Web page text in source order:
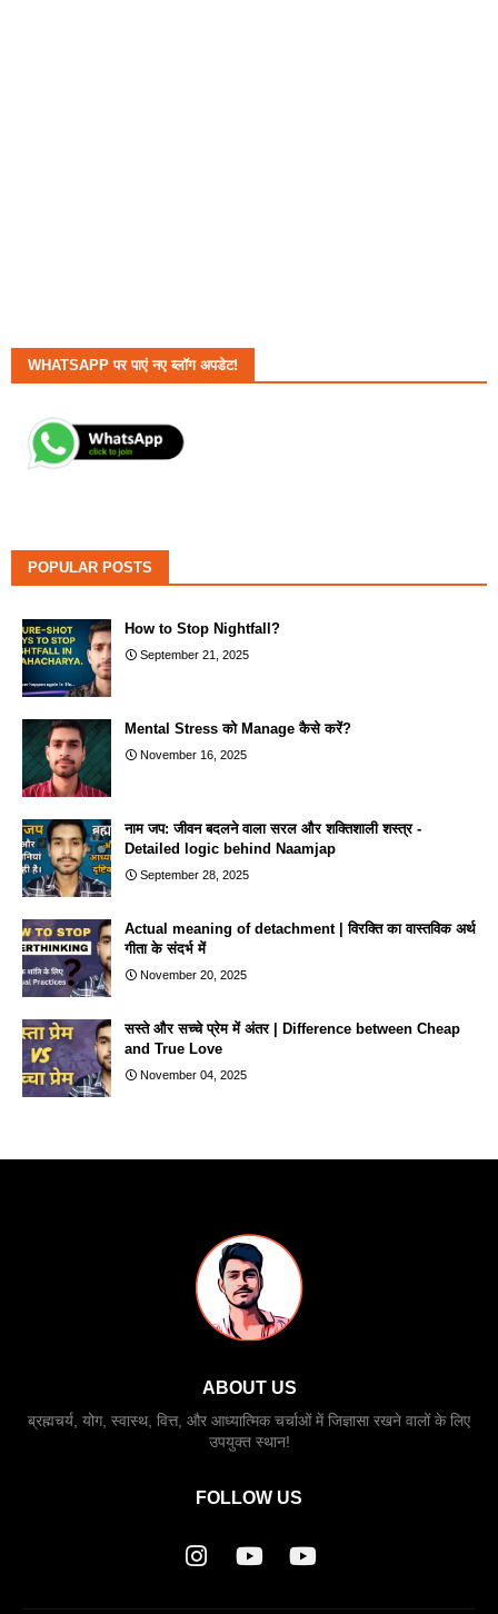
WHATSAPP पर पाएं नए ब्लॉग अपडेट!
POPULAR POSTS
How to Stop Nightfall?
September 21, 2025
Mental Stress को Manage कैसे करें?
November 16, 2025
नाम जप: जीवन बदलने वाला सरल और शक्तिशाली शस्त्र -
Detailed logic behind Naamjap
September 28, 2025
Actual meaning of detachment | विरक्ति का वास्तविक अर्थ
गीता के संदर्भ में
November 20, 2025
सस्ते और सच्चे प्रेम में अंतर | Difference between Cheap
and True Love
November 04, 2025
ABOUT US
ब्रह्मचर्य, योग, स्वास्थ, वित्त, और आध्यात्मिक चर्चाओं में जिज्ञासा रखने वालों के लिए
उपयुक्त स्थान!
FOLLOW US